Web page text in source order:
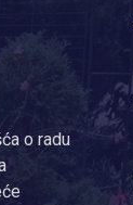
o radu